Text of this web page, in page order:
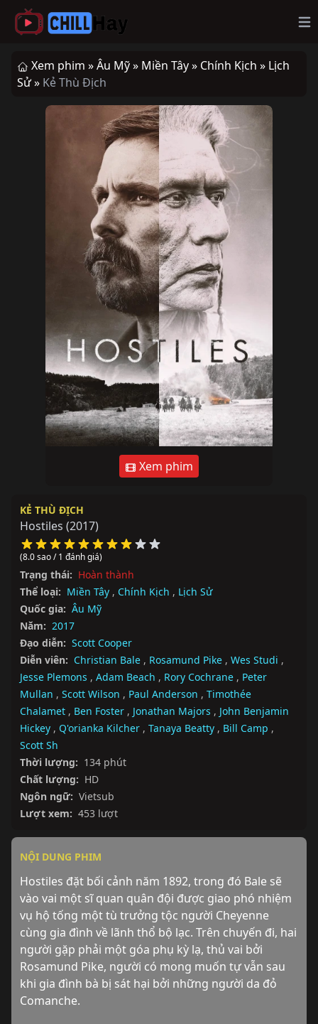
Xem phim »Âu Mỹ » Miền Tây » Chính Kịch » Lịch
Sử » Kẻ Thù Địch
Xem phim
KẺ THÙ ĐỊCH
Hostiles (2017)
(8.0 sao / 1 đánh giá)
Trạng thái: Hoàn thành
Thể loại: Miền Tây , Chính Kịch , Lịch Sử
Quốc gia: Âu Mỹ
Năm: 2017
Đạo diễn: Scott Cooper
Diễn viên: Christian Bale , Rosamund Pike , Wes Studi ,
Jesse Plemons , Adam Beach , Rory Cochrane , Peter
Mullan , Scott Wilson , Paul Anderson , Timothée
Chalamet , Ben Foster , Jonathan Majors , John Benjamin
Hickey , Q'orianka Kilcher , Tanaya Beatty , Bill Camp ,
Scott Sh
Thời lượng: 134 phút
Chất lượng: HD
Ngôn ngữ: Vietsub
Lượt xem: 453 lượt
NỘI DUNG PHIM
Hostiles đặt bối cảnh năm 1892, trong đó Bale sẽ
vào vai một sĩ quan quân đội được giao phó nhiệm
vụ hộ tống một tù trưởng tộc người Cheyenne
cùng gia đình về lãnh thổ bộ lạc. Trên chuyến đi, hai
người gặp phải một góa phụ kỳ lạ, thủ vai bởi
Rosamund Pike, người có mong muốn tự vẫn sau
khi gia đình bà bị sát hại bởi những người da đỏ
Comanche.